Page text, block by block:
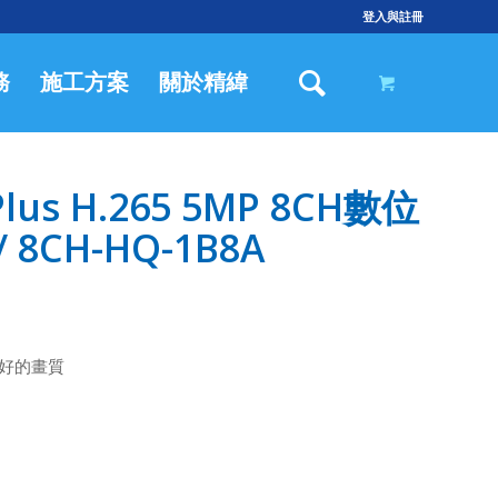
登入與註冊
施工方案 關於精緯
H.265 5MP 8CH數位
8CH-HQ-1B8A
的畫質